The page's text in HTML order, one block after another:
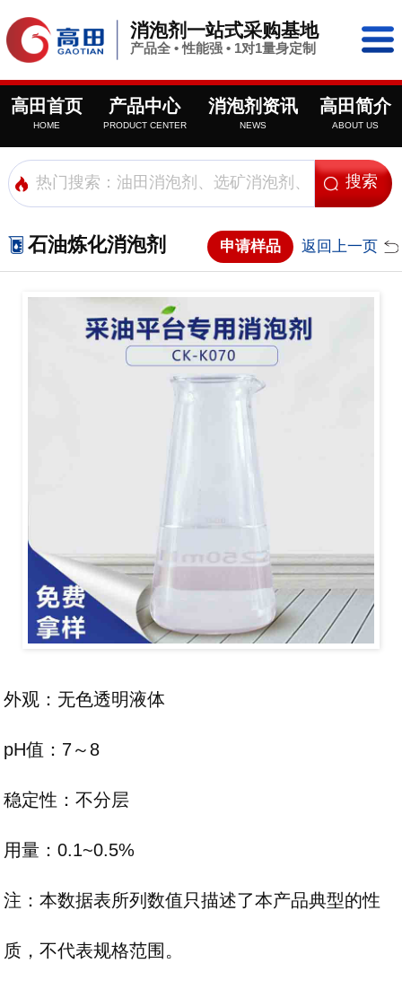
消泡剂一站式采购基地
产品全 • 性能强 • 1对1量身定制
高田首页
HOME
产品中心
PRODUCT CENTER
消泡剂资讯
NEWS
高田简介
ABOUT US
石油炼化消泡剂 申请样品 返回上一页
外观：无色透明液体
pH值：7～8
稳定性：不分层
用量：0.1~0.5%
注：本数据表所列数值只描述了本产品典型的性
质，不代表规格范围。